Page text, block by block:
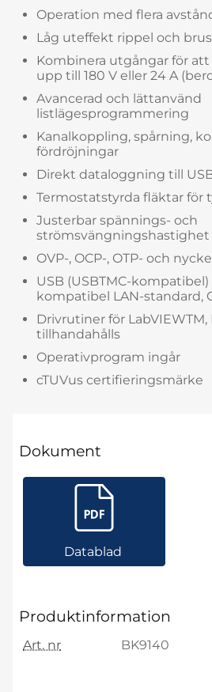
Operation med flera
Låg uteffekt rippel och
Kombinera utgångar för
upp till 180 V eller 24 A
Avancerad och lättanvänd
listlägesprogrammering
Kanalkoppling, spårning,
fördröjningar
Direkt dataloggning till
Termostatstyrda fläktar för
Justerbar spännings- och
strömsvängningshastighet
OVP-, OCP-, OTP- och
USB (USBTMC-kompatibel)
kompatibel LAN-standard,
Drivrutiner för LabVIEWTM,
tillhandahålls
Operativprogram ingår
cTUVus certifieringsmärke
Dokument
Datablad
Produktinformation
Art. nr BK9140